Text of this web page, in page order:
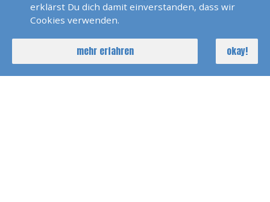
erklärst Du dich damit einverstanden, dass wir
Cookies verwenden.
mehr erfahren okay!